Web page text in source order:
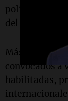
política tras
del
Más de 7,9
convocados a
habilitadas,